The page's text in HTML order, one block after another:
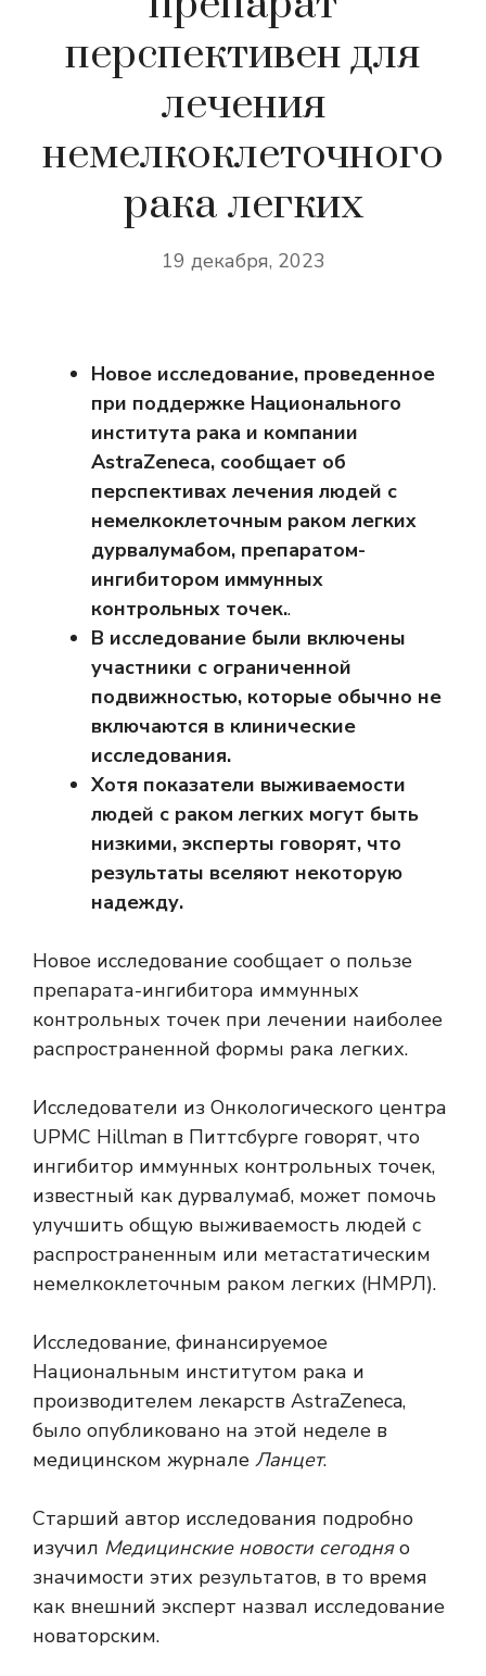
перспективен для
лечения
немелкоклеточного
рака легких
19 декабря, 2023
Новое исследование, проведенное
при поддержке Национального
института рака и компании
AstraZeneca, сообщает об
перспективах лечения людей с
немелкоклеточным раком легких
дурвалумабом, препаратом-
ингибитором иммунных
контрольных точек..
В исследование были включены
участники с ограниченной
подвижностью, которые обычно не
включаются в клинические
исследования.
Хотя показатели выживаемости
людей с раком легких могут быть
низкими, эксперты говорят, что
результаты вселяют некоторую
надежду.
Новое исследование сообщает о пользе
препарата-ингибитора иммунных
контрольных точек при лечении наиболее
распространенной формы рака легких.
Исследователи из Онкологического центра
UPMC Hillman в Питтсбурге говорят, что
ингибитор иммунных контрольных точек,
известный как дурвалумаб, может помочь
улучшить общую выживаемость людей с
распространенным или метастатическим
немелкоклеточным раком легких (НМРЛ).
Исследование, финансируемое
Национальным институтом рака и
производителем лекарств AstraZeneca,
было опубликовано на этой неделе в
медицинском журнале Ланцет.
Старший автор исследования подробно
изучил Медицинские новости сегодняо
значимости этих результатов, в то время
как внешний эксперт назвал исследование
новаторским.